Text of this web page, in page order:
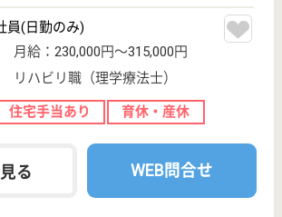
テップへ
護とは